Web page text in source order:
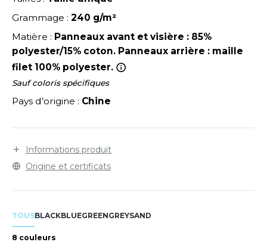
LABEL / TEAR AWAY
ROW
OF THE LOOM
OF THE LOOM VINTAGE
Grammage : 240 g/m²
Matière : Panneaux avant et visière : 85%
polyester/15% coton. Panneaux arrière : maille
filet 100% polyester.
Sauf coloris spécifiques
Pays d’origine : Chine
Informations produit
Origine et certificats
TOUSBLACKBLUEGREENGREYSAND
8 couleurs